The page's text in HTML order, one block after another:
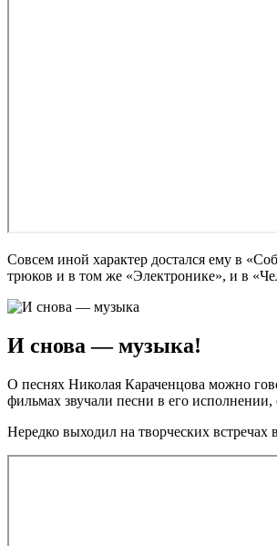
Совсем иной характер достался ему в
трюков и в том же «Электронике», и в
И снова — музыка!
О песнях Николая Караченцова можно
фильмах звучали песни в его
Нередко выходил на творческих